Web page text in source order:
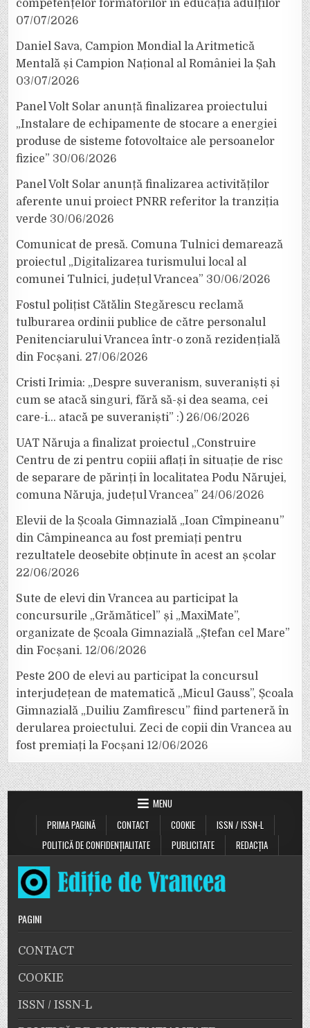
competențelor formatorilor în educația adulților
07/07/2026
Daniel Sava, Campion Mondial la Aritmetică
Mentală și Campion Național al României la Șah
03/07/2026
Panel Volt Solar anunță finalizarea proiectului
„Instalare de echipamente de stocare a energiei
produse de sisteme fotovoltaice ale persoanelor
fizice” 30/06/2026
Panel Volt Solar anunță finalizarea activităților
aferente unui proiect PNRR referitor la tranziția
verde 30/06/2026
Comunicat de presă. Comuna Tulnici demarează
proiectul „Digitalizarea turismului local al
comunei Tulnici, județul Vrancea” 30/06/2026
Fostul polițist Cătălin Stegărescu reclamă
tulburarea ordinii publice de către personalul
Penitenciarului Vrancea într-o zonă rezidențială
din Focșani. 27/06/2026
Cristi Irimia: „Despre suveranism, suveraniști și
cum se atacă singuri, fără să-și dea seama, cei
care-i… atacă pe suveraniști” :) 26/06/2026
UAT Năruja a finalizat proiectul „Construire
Centru de zi pentru copiii aflați în situație de risc
de separare de părinți în localitatea Podu Nărujei,
comuna Năruja, județul Vrancea” 24/06/2026
Elevii de la Școala Gimnazială „Ioan Cîmpineanu”
din Câmpineanca au fost premiați pentru
rezultatele deosebite obținute în acest an școlar
22/06/2026
Sute de elevi din Vrancea au participat la
concursurile „Grămăticel” și „MaxiMate”,
organizate de Școala Gimnazială „Ștefan cel Mare”
din Focșani. 12/06/2026
Peste 200 de elevi au participat la concursul
interjudețean de matematică „Micul Gauss”, Școala
Gimnazială „Duiliu Zamfirescu” fiind parteneră în
derularea proiectului. Zeci de copii din Vrancea au
fost premiați la Focșani 12/06/2026
MENU
PRIMA PAGINĂ
CONTACT COOKIE
ISSN / ISSN-L
POLITICĂ DE CONFIDENȚIALITATE
PUBLICITATE REDACȚIA
PAGINI
CONTACT
COOKIE
ISSN / ISSN-L